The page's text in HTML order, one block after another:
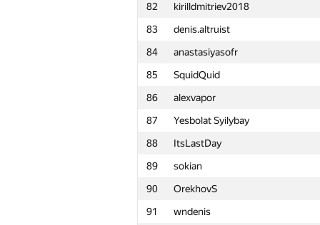
82
kirilldmitriev2018
83
denis.altruist
84
anastasiyasofr
85
SquidQuid
86
alexvapor
87
Yesbolat Syilybay
88
ItsLastDay
89
sokian
90
OrekhovS
91
wndenis
59
vector928
60
foxermen
61
alexandr@tsaplin.ru
62
Tùng Nguyễn Minh
63
Юлия Абдрашитова
64
Maxim Velikanov
65
Peter Trebaticky
66
Vladisavvv
67
stratosua
68
ugarbiysk